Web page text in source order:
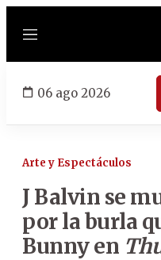
Menú
06 ago 2026
Arte y Espectáculos
J Balvin se
por la burla
Bunny en